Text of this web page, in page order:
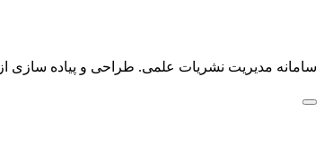
سامانه مدیریت نشریات علمی. طراحی و پیاده سازی از